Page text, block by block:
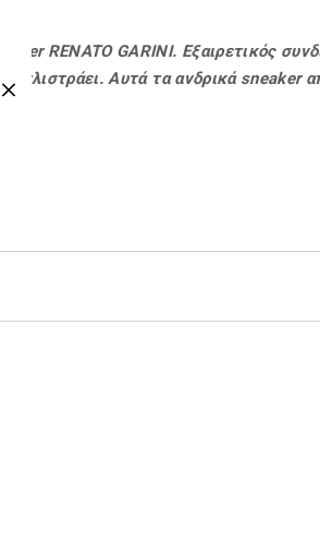
RENATO GARINI. Εξαιρετικός
γλιστράει. Αυτά τα ανδρικά sneaker